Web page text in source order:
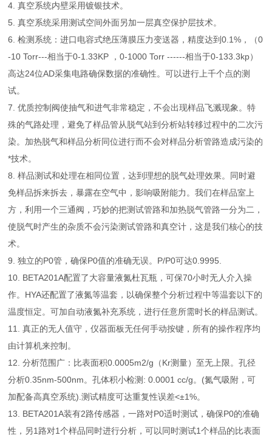
4. 真空系统内壁采用镀银技术。
5. 真空系统采用测试空间外面另加一层真空保护层技术。
6. 检测系统：进口电容式绝压薄膜压力变送器，精度达到0.1%，（0
-10 Torr---相当于0-1.33KP ，0-1000 Torr ------相当于0-133.3kp）
高达24位AD采集电路确保数据的准确性。可以进行上千个点的测
试。
7. 优质控制阀使抽气和进气非常稳定，不会出现样品飞溅现象。特
殊的气路处理，避免了样品管从脱气站到分析站转移过程中的二次污
染。加热脱气和样品分析同位进行而不会对样品分析管路造成污染的
*技术。
8. 样品测试和处理在相同位置，达到理想的脱气处理效果。同时避
免样品拆来拆去，暴露在空气中，影响吸附能力。我们在样品室上
方，利用一个三通阀，巧妙的把测试管路和加热脱气管路一分为二，
使脱气时产生的杂质不会污染测试管路和真空计，这是我们核心的技
术。
9. 独立的P0管，确保P0值的准确无误。P/P0可达0.9995.
10. BETA201A配置了大容量液氮杜瓦瓶，可保70小时无人介入操
作。HYA还配置了液氮等温套，以确保整个分析过程中等温套以下的
温度恒定。可加自动液氮补充系统，进行任意所需时长的样品测试。
11. 真正的无人值守，仪器面板无任何手动按键，所有的操作程序均
由计算机来控制。
12. 分析范围广：比表面积0.0005m2/g（Kr测量）至无上限。孔径
分析0.35nm-500nm。孔体积小检测: 0.0001 cc/g。(氮气吸附，可
加配备高真空系统).测试精度可达重复性误差<±1%。
13. BETA201A装有2路传感器，一路对P0适时测试，确保P0的准确
性，另1路对1个样品同时进行分析，可以同时测试1个样品的比表面